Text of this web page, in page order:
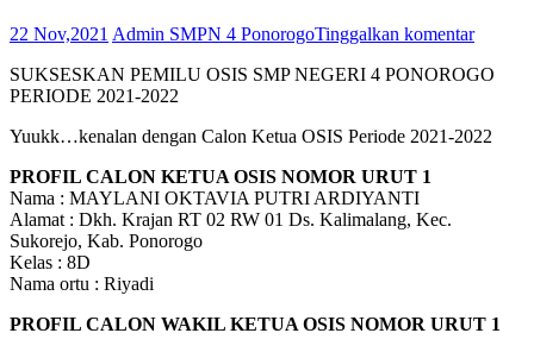
22 Nov,2021 Admin SMPN 4 PonorogoTinggalkan komentar
SUKSESKAN PEMILU OSIS SMP NEGERI 4 PONOROGO
PERIODE 2021-2022
Yuukk…kenalan dengan Calon Ketua OSIS Periode 2021-2022
PROFIL CALON KETUA OSIS NOMOR URUT 1
Nama : MAYLANI OKTAVIA PUTRI ARDIYANTI
Alamat : Dkh. Krajan RT 02 RW 01 Ds. Kalimalang, Kec.
Sukorejo, Kab. Ponorogo
Kelas : 8D
Nama ortu : Riyadi
PROFIL CALON WAKIL KETUA OSIS NOMOR URUT 1